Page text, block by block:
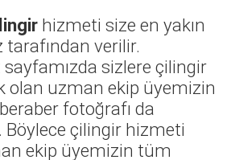
hizmeti size en yakın
verilir.
sizlere çilingir
olan uzman ekip üyemizin
fotoğrafı da
Böylece çilingir hizmeti
ekip üyemizin tüm